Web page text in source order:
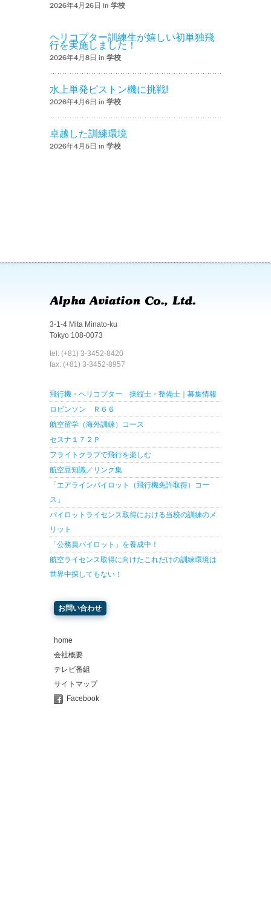
2026年4月26日 in 学校
ヘリコプター訓練生が嬉しい初単独飛
行を実施しました！
2026年4月8日 in 学校
水上単発ピストン機に挑戦!
2026年4月6日 in 学校
卓越した訓練環境
2026年4月5日 in 学校
3-1-4 Mita Minato-ku
Tokyo 108-0073
tel: (+81) 3-3452-8420
fax: (+81) 3-3452-8957
飛行機・ヘリコプター 操縦士・整備士｜募集情報
ロビンソン Ｒ６６
航空留学（海外訓練）コース
セスナ１７２Ｐ
フライトクラブで飛行を楽しむ
航空豆知識／リンク集
「エアラインパイロット（飛行機免許取得）コー
ス」
パイロットライセンス取得における当校の訓練のメ
リット
「公務員パイロット」を養成中！
航空ライセンス取得に向けたこれだけの訓練環境は
世界中探してもない！
お問い合わせ
home
会社概要
テレビ番組
サイトマップ
Facebook